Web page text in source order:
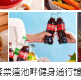
票連池畔健身通行